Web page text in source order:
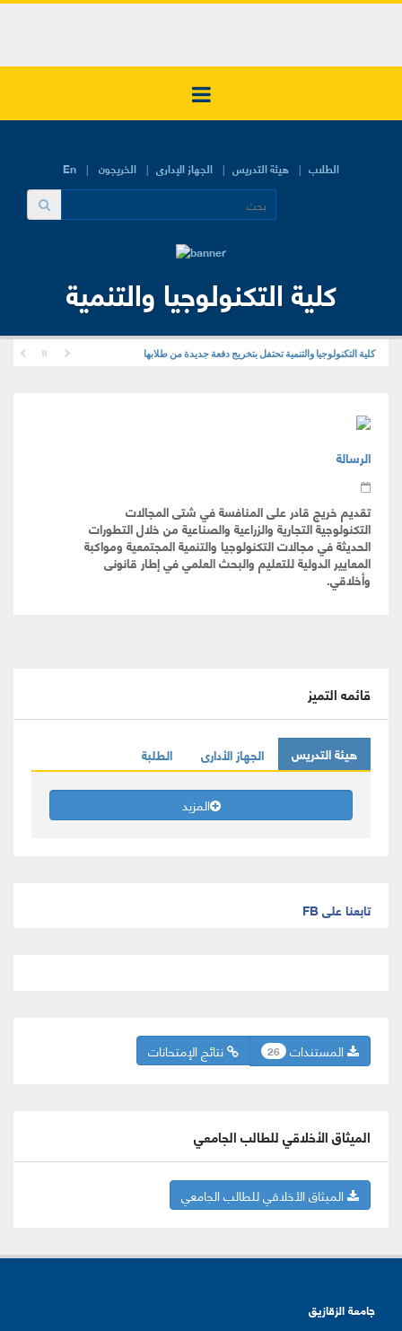
En الطلاب هيئة التدريس الجهاز الإدارى الخريجون
كلية التكنولوجيا والتنمية
كلية التكنولوجيا والتنمية تحتفل بتخريج دفعة جديدة من طلابها
الرسالة
تقديم خريج قادر على المنافسة في شتى المجالات
التكنولوجية التجارية والزراعية والصناعية من خلال التطورات
الحديثة في مجالات التكنولوجيا والتنمية المجتمعية ومواكبة
المعايير الدولية للتعليم والبحث العلمي في إطار قانونى
وأخلاقي.
قائمه التميز
هيئة التدريس الجهاز الأدارى الطلبة
المزيد
تابعنا على FB
نتائج الإمتحانات المستندات 26
الميثاق الأخلاقي للطالب الجامعي
الميثاق الأخلاقي للطالب الجامعي
جامعة الزقازيق